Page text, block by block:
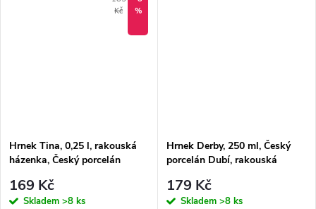
Kč
%
Hrnek Tina, 0,25 l, rakouská
házenka, Český porcelán
169 Kč
Skladem >8 ks
Hrnek Derby, 250 ml, Český
porcelán Dubí, rakouská
179 Kč
Skladem >8 ks